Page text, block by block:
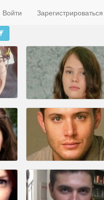
Войти Зарегистрироваться